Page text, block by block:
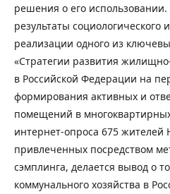
решения о его использовании.
результаты социологического
реализации одного из
«Стратегии развития
в Российской Федерации на
формирования активных и
помещений в
интернет-опроса 675 жителей
привлеченных посредством
сэмплинга, делается вывод о
коммунального хозяйства в